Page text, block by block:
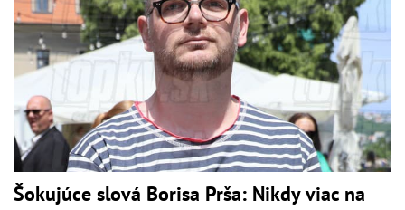
Šokujúce slová Borisa Prša: Nikdy viac na